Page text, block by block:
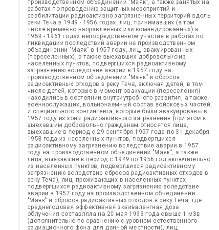
производственном объединении "Маяк", а также занятых на
работах по проведению защитных мероприятий и
реабилитации радиоактивно загрязненных территорий вдоль
реки Теча в 1949 - 1956 годах, лиц, принимавших (в том
числе временно направленных или командированных) в
1959 - 1961 годах непосредственное участие в работах по
ликвидации последствий аварии на производственном
объединении "Маяк" в 1957 году, лиц, эвакуированных
(переселенных), а также выехавших добровольно из
населенных пунктов, подвергшихся радиоактивному
загрязнению вследствие аварии в 1957 году на
производственном объединении "Маяк" и сбросов
радиоактивных отходов в реку Теча, включая детей, в том
числе детей, которые в момент эвакуации (переселения)
находились в состоянии внутриутробного развития, а также
военнослужащих, вольнонаемный состав войсковых частей
и специального контингента, которые были эвакуированы в
1957 году из зоны радиоактивного загрязнения (при этом к
выехавшим добровольно гражданам относятся лица,
выехавшие в период с 29 сентября 1957 года по 31 декабря
1958 года из населенных пунктов, подвергшихся
радиоактивному загрязнению вследствие аварии в 1957
году на производственном объединении "Маяк", а также
лица, выехавшие в период с 1949 по 1956 год включительно
из населенных пунктов, подвергшихся радиоактивному
загрязнению вследствие сбросов радиоактивных отходов в
реку Теча), лиц, проживающих в населенных пунктах,
подвергшихся радиоактивному загрязнению вследствие
аварии в 1957 году на производственном объединении
"Маяк" и сбросов радиоактивных отходов в реку Теча, где
среднегодовая эффективная эквивалентная доза
облучения составляла на 20 мая 1993 года свыше 1 мЗв
(дополнительно по сравнению с уровнем естественного
радиационного фона для данной местности), лиц,